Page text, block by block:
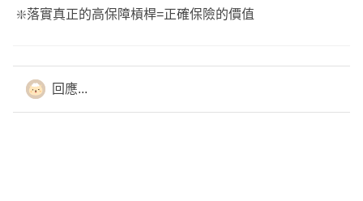
光子治療:電腦刀、螺旋刀、諾力刀、銳速刀、弧形刀、亞
質子治療、重粒子治療
標靶放射線；
❇️落實真正的高保障槓桿=正確保險的價值
回應...